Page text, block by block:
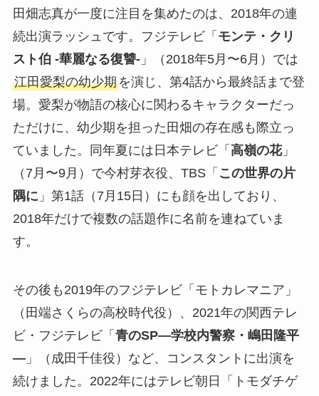
田畑志真が一度に注目を集めたのは、2018年の連
続出演ラッシュです。フジテレビ「 モンテ・クリ
スト伯 -華麗なる復讐-」（2018年5月〜6月）では
江田愛梨の幼少期を演じ、第4話から最終話まで登
場。愛梨が物語の核心に関わるキャラクターだっ
ただけに、幼少期を担った田畑の存在感も際立っ
ていました。同年夏には日本テレビ「 高嶺の花」
（7月〜9月）で今村芽衣役、TBS「 この世界の片
隅に 」第1話（7月15日）にも顔を出しており、
2018年だけで複数の話題作に名前を連ねていま
す。
その後も2019年のフジテレビ「モトカレマニア」
（田端さくらの高校時代役）、2021年の関西テレ
ビ・フジテレビ「 青のSP―学校内警察・嶋田隆平
―」（成田千佳役）など、コンスタントに出演を
続けました。2022年にはテレビ朝日「トモダチゲ